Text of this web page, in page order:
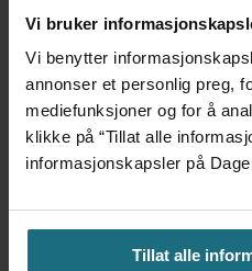
Vi bruker
Vi benytter
annonser et personlig preg,
mediefunksjoner og for å
klikke på “Tillat alle
informasjonskapsler på
Tillat alle
2